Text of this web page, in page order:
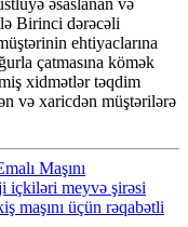
Birinci dərəcəli
ehtiyaclarına
çatmasına kömək
xidmətlər təqdim
və xaricdən müştərilərə
Maşını
içkiləri meyvə şirəsi
maşını üçün rəqabətli